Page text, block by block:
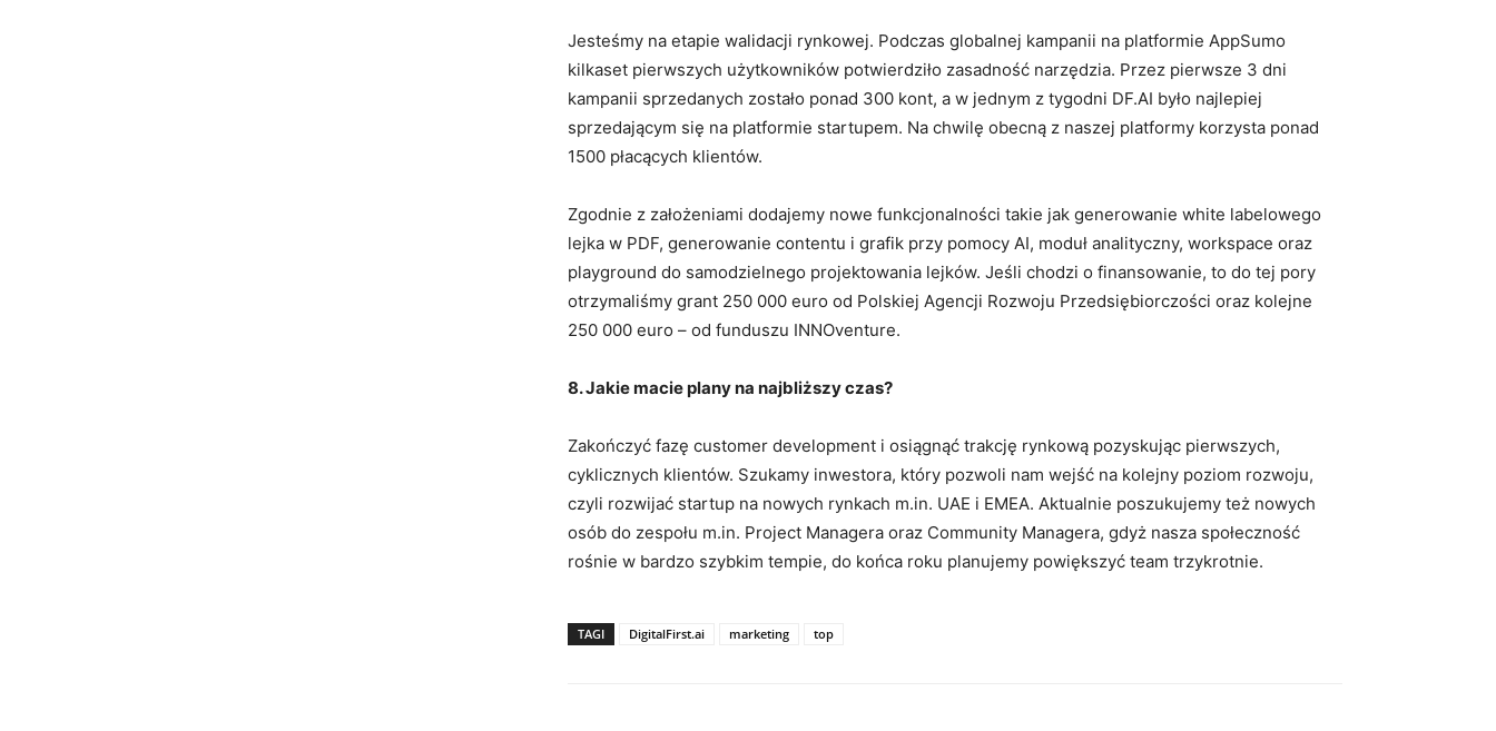
Jesteśmy na etapie walidacji rynkowej. Podczas globalnej kampanii na platformie AppSumo
kilkaset pierwszych użytkowników potwierdziło zasadność narzędzia. Przez pierwsze 3 dni
kampanii sprzedanych zostało ponad 300 kont, a w jednym z tygodni DF.AI było najlepiej
sprzedającym się na platformie startupem. Na chwilę obecną z naszej platformy korzysta ponad
1500 płacących klientów.
Zgodnie z założeniami dodajemy nowe funkcjonalności takie jak generowanie white labelowego
lejka w PDF, generowanie contentu i grafik przy pomocy AI, moduł analityczny, workspace oraz
playground do samodzielnego projektowania lejków. Jeśli chodzi o finansowanie, to do tej pory
otrzymaliśmy grant 250 000 euro od Polskiej Agencji Rozwoju Przedsiębiorczości oraz kolejne
250 000 euro – od funduszu INNOventure.
8. Jakie macie plany na najbliższy czas?
Zakończyć fazę customer development i osiągnąć trakcję rynkową pozyskując pierwszych,
cyklicznych klientów. Szukamy inwestora, który pozwoli nam wejść na kolejny poziom rozwoju,
czyli rozwijać startup na nowych rynkach m.in. UAE i EMEA. Aktualnie poszukujemy też nowych
osób do zespołu m.in. Project Managera oraz Community Managera, gdyż nasza społeczność
rośnie w bardzo szybkim tempie, do końca roku planujemy powiększyć team trzykrotnie.
TAGI DigitalFirst.ai marketing top